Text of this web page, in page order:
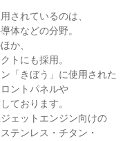
されているのは、
体などの分野。
か、
トにも採用。
「きぼう」に使用された
ントパネルや
ております。
ェットエンジン向けの
テンレス・チタン・